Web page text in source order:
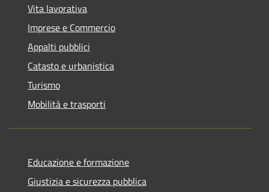
Vita lavorativa
Imprese e Commercio
Appalti pubblici
Catasto e urbanistica
Turismo
Mobilità e trasporti
Educazione e formazione
Giustizia e sicurezza pubblica